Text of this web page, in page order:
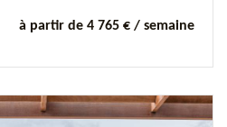
à partir de 4 765 € / semaine